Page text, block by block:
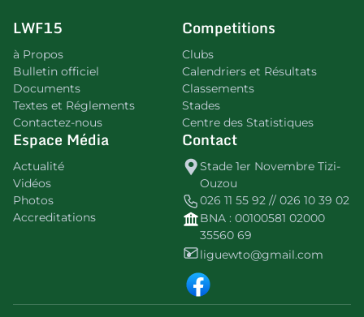
LWF15
à Propos
Bulletin officiel
Documents
Textes et Réglements
Contactez-nous
Competitions
Clubs
Calendriers et Résultats
Classements
Stades
Centre des Statistiques
Espace Média
Actualité
Vidéos
Photos
Accreditations
Contact
Stade 1er Novembre Tizi-
Ouzou
026 11 55 92 // 026 10 39 02
BNA : 00100581 02000
35560 69
liguewto@gmail.com